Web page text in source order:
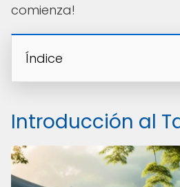
comienza!
Índice
Introducción al